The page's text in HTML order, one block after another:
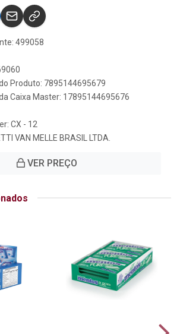
499058
Produto: 7895144695679
Caixa Master: 17895144695676
CX - 12
VAN MELLE BRASIL LTDA.
VER PREÇO